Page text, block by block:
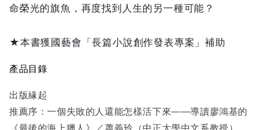
命榮光的旗魚，再度找到人生的另一種可能？
★本書獲國藝會「長篇小說創作發表專案」補助
產品目錄
出版緣起
推薦序：一個失敗的人還能怎樣活下來――導讀廖鴻基的
《最後的海上獵人》／蕭義玲（中正大學中文系教授）